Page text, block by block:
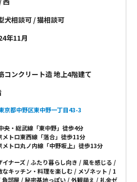
散歩にピッタリ。
犬相談可 / 猫相談可
年11月
コンクリート造 地上4階建て
京都中野区東中野一丁目43-3
央・総武線「東中野」徒歩4分
メトロ東西線「落合」徒歩11分
メトロ丸ノ内線「中野坂上」徒歩13分
イナーズ ふたり暮らし向き
風を感じる
なキッチン・料理を楽しむ
メゾネット
1
角部屋 秘密基地っぽい 外観萌え
礼金ゼ